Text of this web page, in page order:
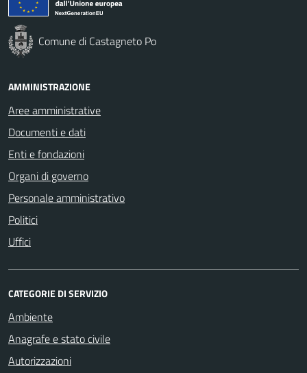
Comune di Castagneto Po
AMMINISTRAZIONE
Aree amministrative
Documenti e dati
Enti e fondazioni
Organi di governo
Personale amministrativo
Politici
Uffici
CATEGORIE DI SERVIZIO
Ambiente
Anagrafe e stato civile
Autorizzazioni